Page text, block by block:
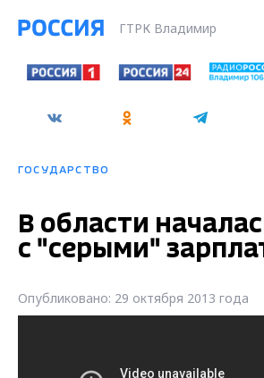
ГТРК Владимир
ГОСУДАРСТВО
В области
с "серыми"
Опубликовано: 29 октября 2013 года